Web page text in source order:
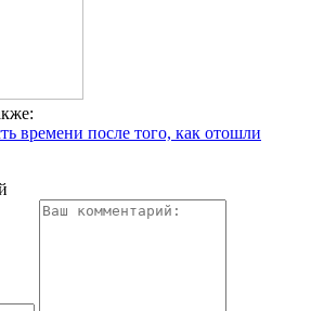
времени после того, как отошли